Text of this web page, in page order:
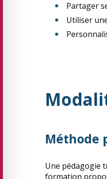
Partager
Utiliser
Méthode
Une pédagogie
formation